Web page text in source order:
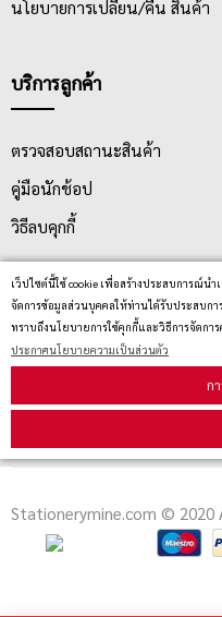
เว็ปไซต์นี้ใช้ cookie เพื่อสร้างประสบการณ์น
จัดการข้อมูลส่วนบุคคลให้ท่านได้รับประสบกา
ทราบถึงนโยบายการใช้คุกกี้และวิธีการจัดกา
ประกาศนโยบายความเป็นส่วนตัว
ก
นโยบายการเปลี่ยน/คืน สินค้า
บริการลูกค้า
ตรวจสอบสถานะสินค้า
คู่มือนักช้อป
วิธีลบคุกกี้
สมัครรับข่าวสาร
Stationerymine.com © 2020